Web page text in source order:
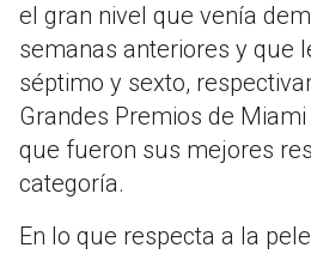
el gran nivel que venía
semanas anteriores y que
séptimo y sexto,
Grandes Premios de
que fueron sus mejores
categoría.
En lo que respecta a la